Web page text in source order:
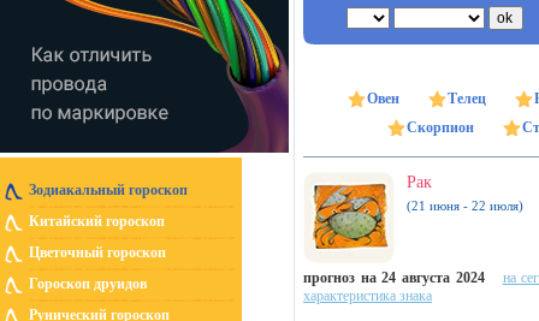
Зодиакальный гороскоп
Китайский гороскоп
Цветочный гороскоп
Гороскоп друидов
Рунический гороскоп
Овен Телец
Скорпион
Рак
(21 июня - 22 июля)
прогноз на 24 августа 2024
на
характеристика знака